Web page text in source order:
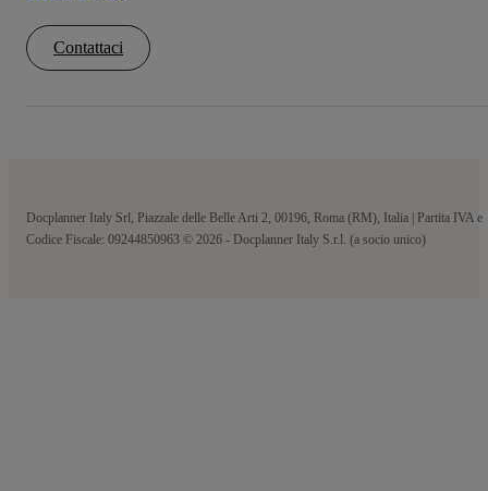
Contattaci
Docplanner Italy Srl, Piazzale delle Belle Arti 2, 00196, Roma (RM), Italia | Partita IVA e
Codice Fiscale: 09244850963 © 2026 - Docplanner Italy S.r.l. (a socio unico)